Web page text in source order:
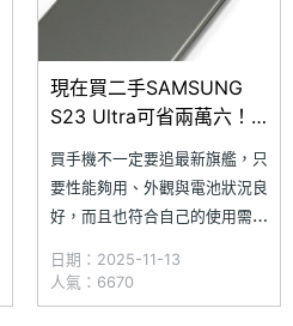
現在買二手SAMSUNG
S23 Ultra可省兩萬六！
(2025.11)
買手機不一定要追最新旗艦，只
要性能夠用、外觀與電池狀況良
好，而且也符合自己的使用需
是聰明又划算的選擇。以討論度
居高不下的 SAMSUNG Galaxy
日期：2025-11-13
人氣：6670